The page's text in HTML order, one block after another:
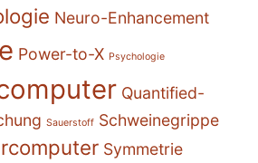
Neuro-Enhancement
Power-to-X Psychologie
Quantified-
Sauerstoff Schweinegrippe
Symmetrie